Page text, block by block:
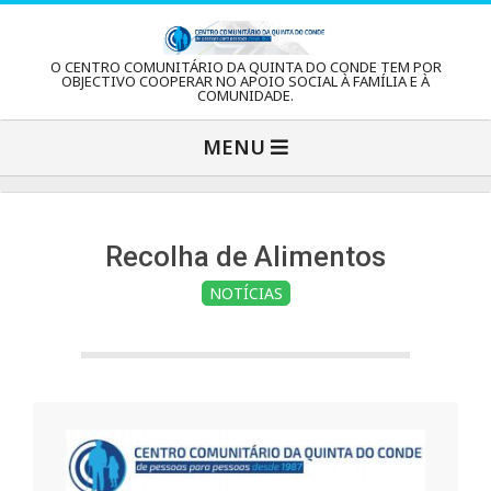
content
e
n
O CENTRO COMUNITÁRIO DA QUINTA DO CONDE TEM POR
OBJECTIVO COOPERAR NO APOIO SOCIAL À FAMÍLIA E À
COMUNIDADE.
Menu
MENU
Recolha de Alimentos
NOTÍCIAS